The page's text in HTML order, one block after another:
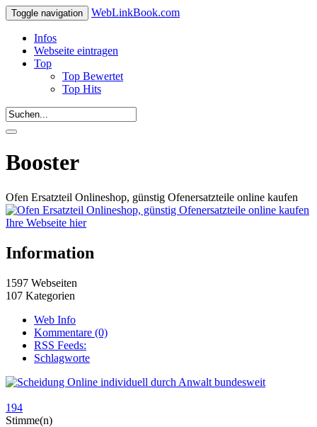
Toggle navigation WebLinkBook.com
Infos
Webseite eintragen
Top
Top Bewertet
Top Hits
Booster
Ofen Ersatzteil Onlineshop, günstig Ofenersatzteile online kaufen
Ihre Webseite hier
Information
1597 Webseiten
107 Kategorien
Web Info
Kommentare (0)
RSS Feeds:
Schlagworte
194
Stimme(n)